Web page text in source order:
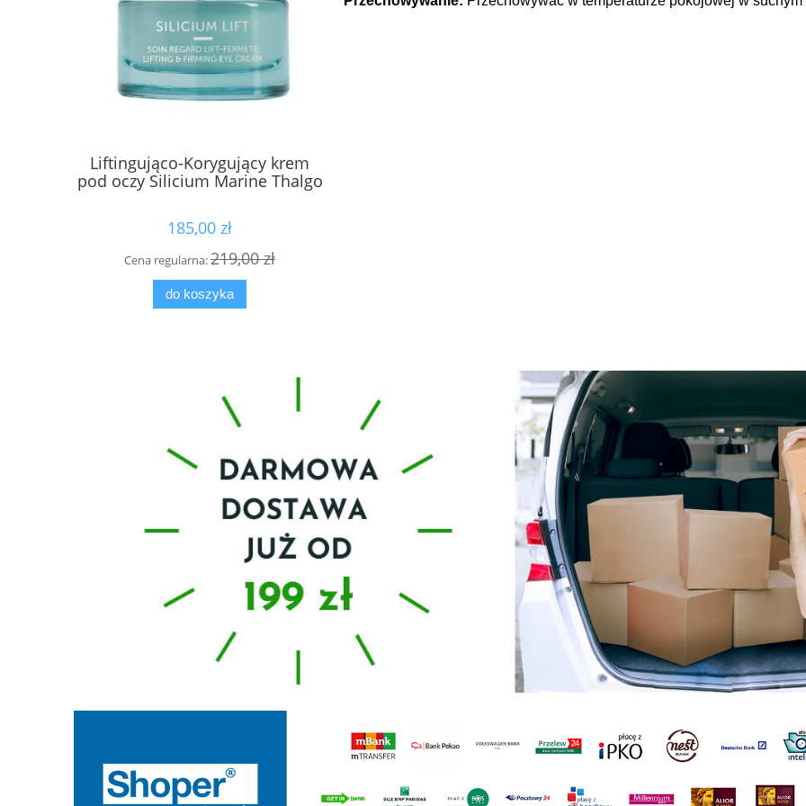
Liftingująco-Korygujący krem
pod oczy Silicium Marine Thalgo
185,00 zł
Cena regularna:219,00 zł
do koszyka